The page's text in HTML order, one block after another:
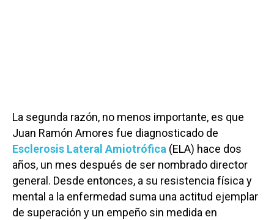
La segunda razón, no menos importante, es que
Juan Ramón Amores fue diagnosticado de
Esclerosis Lateral Amiotrófica (ELA) hace dos
años, un mes después de ser nombrado director
general. Desde entonces, a su resistencia física y
mental a la enfermedad suma una actitud ejemplar
de superación y un empeño sin medida en